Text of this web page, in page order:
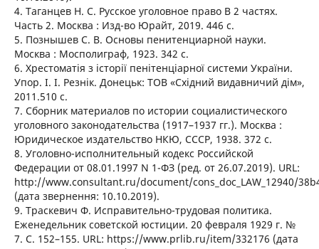
4. Таганцев Н. С. Русское уголовное право В 2 частях.
Часть 2. Москва : Изд-во Юрайт, 2019. 446 с.
5. Познышев С. В. Основы пенитенциарной науки.
Москва : Мосполиграф, 1923. 342 с.
6. Хрестоматія з історії пенітенціарної системи України.
Упор. І. І. Резнік. Донецьк: ТОВ «Східний видавничий дім»,
2011.510 с.
7. Сборник материалов по истории социалистического
уголовного законодательства (1917–1937 гг.). Москва :
Юридическое издательство НКЮ, СССР, 1938. 372 с.
8. Уголовно-исполнительный кодекс Российской
Федерации от 08.01.1997 N 1-ФЗ (ред. от 26.07.2019). URL:
http://www.consultant.ru/document/cons_doc_LAW_12940/
(дата звернення: 10.10.2019).
9. Траскевич Ф. Исправительно-трудовая политика.
Еженедельник советской юстиции. 20 февраля 1929 г. №
7. С. 152–155. URL: https://www.prlib.ru/item/332176 (дата